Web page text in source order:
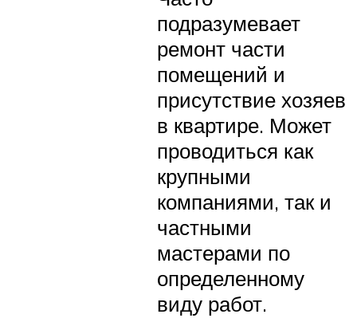
подразумевает
ремонт части
помещений и
присутствие хозяев
в квартире. Может
проводиться как
крупными
компаниями, так и
частными
мастерами по
определенному
виду работ.